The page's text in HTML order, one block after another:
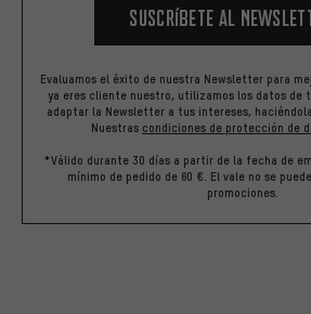
Suscríbete al
Evaluamos el éxito de nuestra Newsletter para
ya eres cliente nuestro, utilizamos los datos de
adaptar la Newsletter a tus intereses,
Nuestras condiciones de protección de
*Válido durante 30 días a partir de la fecha de
mínimo de pedido de 60 €. El vale no se
promociones.